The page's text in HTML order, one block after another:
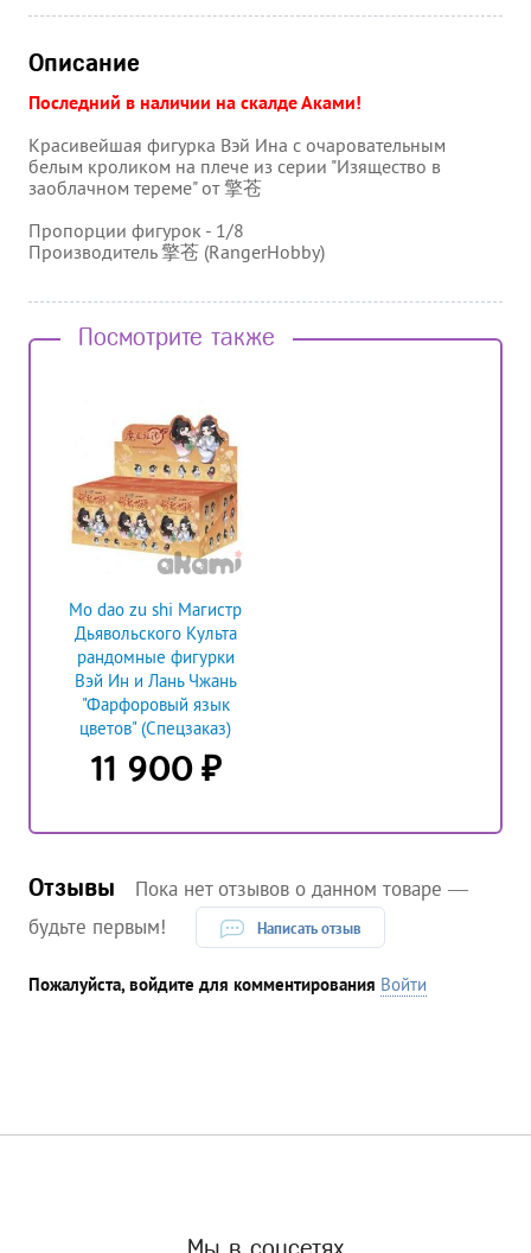
Описание
Последний в наличии на скалде Аками!
Красивейшая фигурка Вэй Ина с очаровательным
белым кроликом на плече из серии "Изящество в
заоблачном тереме" от 擎苍
Пропорции фигурок - 1/8
Производитель 擎苍 (RangerHobby)
Посмотрите также
Mo dao zu shi Магистр
Дьявольского Культа
рандомные фигурки
Вэй Ин и Лань Чжань
"Фарфоровый язык
цветов" (Спецзаказ)
11 900 ₽
Отзывы
Пока нет отзывов о данном товаре —
будьте первым!
Написать отзыв
Пожалуйста, войдите для комментирования Войти